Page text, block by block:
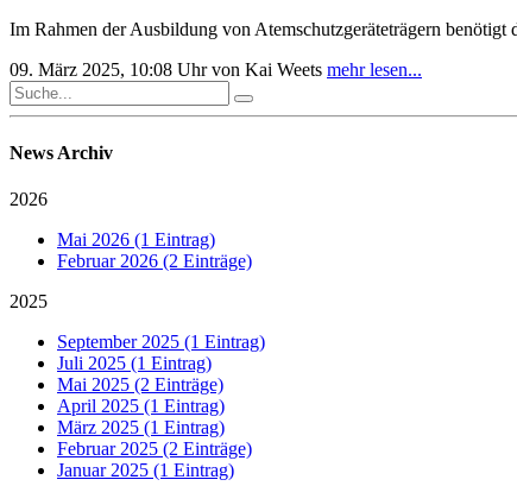
Im Rahmen der Ausbildung von Atemschutzgeräteträgern
09. März 2025, 10:08 Uhr von Kai Weets mehr lesen...
News Archiv
2026
Mai 2026 (1 Eintrag)
Februar 2026 (2 Einträge)
2025
September 2025 (1 Eintrag)
Juli 2025 (1 Eintrag)
Mai 2025 (2 Einträge)
April 2025 (1 Eintrag)
März 2025 (1 Eintrag)
Februar 2025 (2 Einträge)
Januar 2025 (1 Eintrag)